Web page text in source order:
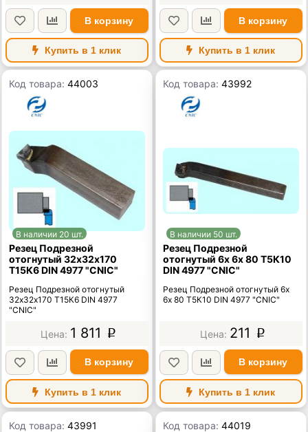
В корзину
Купить в 1 клик
В корзину
Купить в 1 клик
Код товара:44003
В наличии 20 шт.
Резец Подрезной
отогнутый 32х32х170
Т15К6 DIN 4977 "CNIC"
Резец Подрезной отогнутый
32х32х170 Т15К6 DIN 4977
"CNIC"
1 811 p
В корзину
Купить в 1 клик
Код товара:43992
В наличии 50 шт.
Резец Подрезной
отогнутый 6х 6х 80 Т5К10
DIN 4977 "CNIC"
Резец Подрезной отогнутый 6х
6х 80 Т5К10 DIN 4977 "CNIC"
211 p
В корзину
Купить в 1 клик
Код товара:43991 Код товара:44019